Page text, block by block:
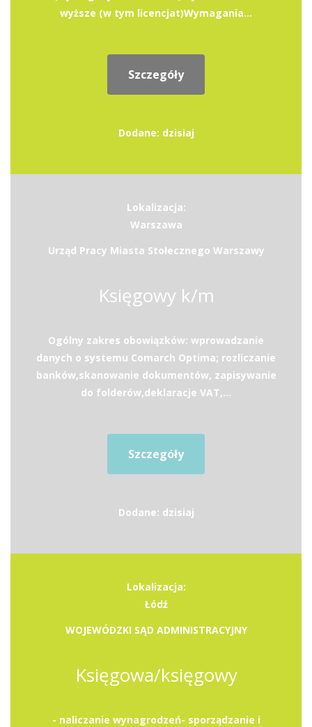
wyższe (w tym licencjat)Wymagania...
Szczegóły
Dodane: dzisiaj
Lokalizacja:
Warszawa
Urząd Pracy Miasta Stołecznego Warszawy
Księgowy k/m
Ogólny zakres obowiązków: wprowadzanie
danych o systemu Comarch Optima; rozliczanie
banków,skanowanie dokumentów, zapisywanie
do folderów,deklaracje VAT,...
Szczegóły
Dodane: dzisiaj
Lokalizacja:
Łódź
WOJEWÓDZKI SĄD ADMINISTRACYJNY
Księgowa/księgowy
- naliczanie wynagrodzeń- sporządzanie i